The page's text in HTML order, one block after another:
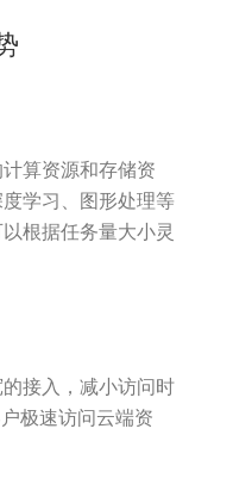
算资源和存储资
学习、图形处理等
根据任务量大小灵
接入，减小访问时
极速访问云端资